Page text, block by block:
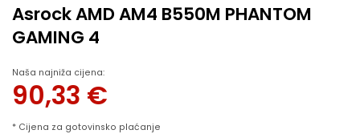
Asrock AMD AM4 B550M PHANTOM
GAMING 4
Naša najniža cijena:
90,33 €
* Cijena za gotovinsko plaćanje